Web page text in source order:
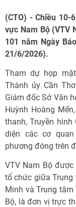
(CTO) - Chiều 10-
vực Nam Bộ (VTV
101 năm Ngày
21/6/2026).
Tham dự họp
Thành ủy Cần
Giám đốc Sở Văn
Huỳnh Hoàng
thanh, Truyền
diện các cơ
phương đóng trên
VTV Nam Bộ
tổ chức giữa Trung
Minh và Trung tâm
Bộ, là đơn vị trực